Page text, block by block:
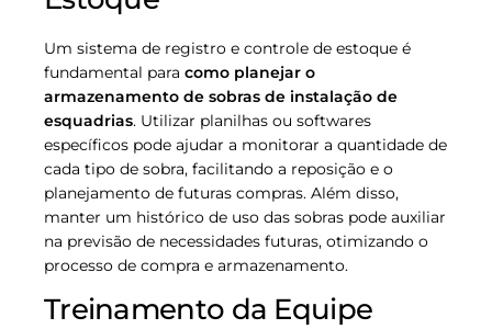
Um sistema de registro e controle de estoque é
fundamental para como planejar o
armazenamento de sobras de instalação de
esquadrias. Utilizar planilhas ou softwares
específicos pode ajudar a monitorar a quantidade de
cada tipo de sobra, facilitando a reposição e o
planejamento de futuras compras. Além disso,
manter um histórico de uso das sobras pode auxiliar
na previsão de necessidades futuras, otimizando o
processo de compra e armazenamento.
Treinamento da Equipe